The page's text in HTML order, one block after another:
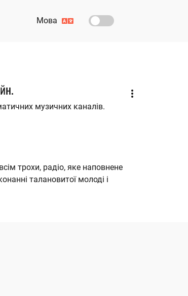
Мова
музичних каналів.
трохи, радіо, яке наповнене
талановитої молоді і